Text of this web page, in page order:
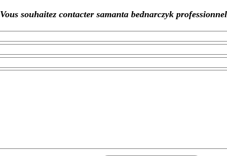
Vous souhaitez contacter samanta bednarczyk professionnel